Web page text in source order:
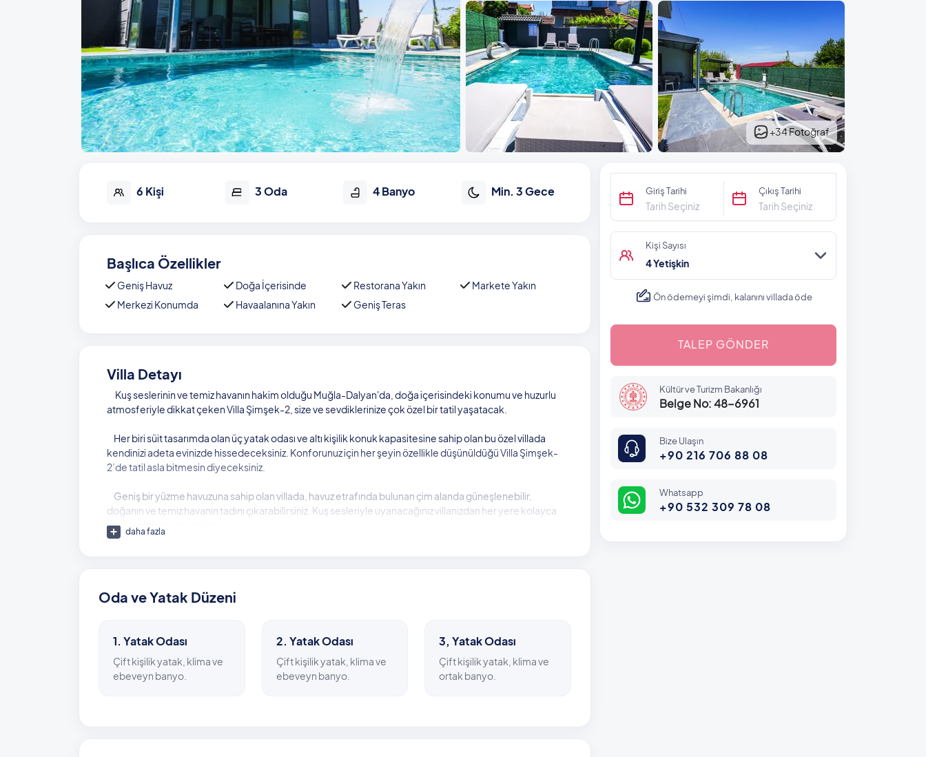
+34 Fotoğraf
6 Kişi 3 Oda 4 Banyo Min. 3 Gece
Başlıca Özellikler
Geniş Havuz Doğa İçerisinde Restorana Yakın
Markete Yakın
Merkezi Konumda
Havaalanına Yakın Geniş Teras
Villa Detayı
Kuş seslerinin ve temiz havanın hakim olduğu Muğla-Dalyan'da, doğa içerisindeki konumu ve huzurlu
atmosferiyle dikkat çeken Villa Şimşek-2, size ve sevdiklerinize çok özel bir tatil yaşatacak.
Her biri süit tasarımda olan üç yatak odası ve altı kişilik konuk kapasitesine sahip olan bu özel villada
kendinizi adeta evinizde hissedeceksiniz. Konforunuz için her şeyin özellikle düşünüldüğü Villa Şimşek-
2’de tatil asla bitmesin diyeceksiniz.
Geniş bir yüzme havuzuna sahip olan villada, havuz etrafında bulunan çim alanda güneşlenebilir,
doğanın ve temiz havanın tadını çıkarabilirsiniz. Kuş sesleriyle uyanacağınız villanızdan her yere kolayca
da ulaşabilmek mümkün.
Havuz Bilgisi: 3,9 m x 7 m x 1,50 m
daha fazla
Oda ve Yatak Düzeni
1. Yatak Odası
Çift kişilik yatak, klima ve
ebeveyn banyo.
2. Yatak Odası
Çift kişilik yatak, klima ve
ebeveyn banyo.
3, Yatak Odası
Çift kişilik yatak, klima ve
ortak banyo.
Giriş Tarihi
Tarih Seçiniz
Çıkış Tarihi
Tarih Seçiniz
Kişi Sayısı
4 Yetişkin
Ön ödemeyi şimdi, kalanını villada öde
TALEP GÖNDER
Kültür ve Turizm Bakanlığı
Belge No: 48-6961
Bize Ulaşın
+90 216 706 88 08
Whatsapp
+90 532 309 78 08